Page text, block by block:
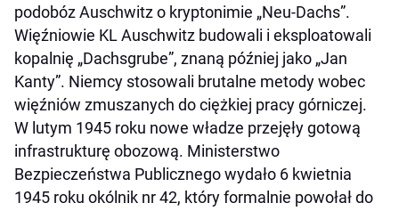
podobóz Auschwitz o kryptonimie „Neu-Dachs”.
Więźniowie KL Auschwitz budowali i eksploatowali
kopalnię „Dachsgrube”, znaną później jako „Jan
Kanty”. Niemcy stosowali brutalne metody wobec
więźniów zmuszanych do ciężkiej pracy górniczej.
W lutym 1945 roku nowe władze przejęły gotową
infrastrukturę obozową. Ministerstwo
Bezpieczeństwa Publicznego wydało 6 kwietnia
1945 roku okólnik nr 42, który formalnie powołał do